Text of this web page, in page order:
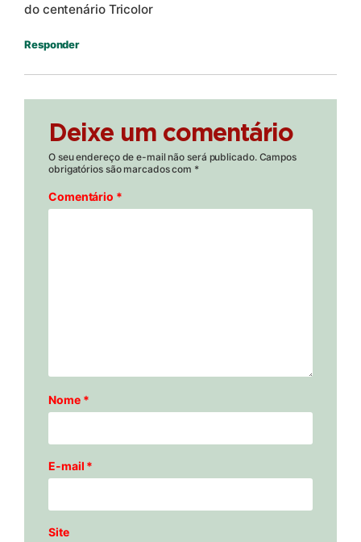
do centenário Tricolor
Responder
Deixe um comentário
O seu endereço de e-mail não será publicado. Campos
obrigatórios são marcados com *
Comentário *
Nome *
E-mail *
Site